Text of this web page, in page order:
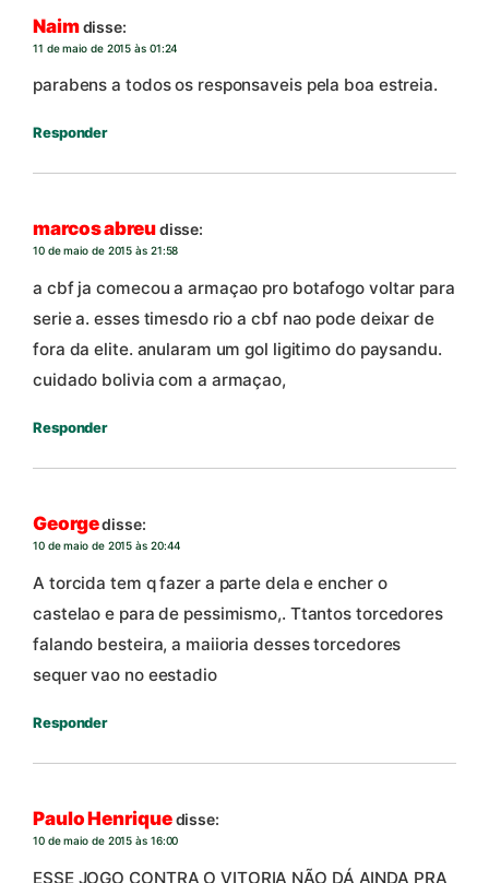
Naimdisse:
11 de maio de 2015 às 01:24
parabens a todos os responsaveis pela boa estreia.
Responder
marcos abreudisse:
10 de maio de 2015 às 21:58
a cbf ja comecou a armaçao pro botafogo voltar para
serie a. esses timesdo rio a cbf nao pode deixar de
fora da elite. anularam um gol ligitimo do paysandu.
cuidado bolivia com a armaçao,
Responder
Georgedisse:
10 de maio de 2015 às 20:44
A torcida tem q fazer a parte dela e encher o
castelao e para de pessimismo,. Ttantos torcedores
falando besteira, a maiioria desses torcedores
sequer vao no eestadio
Responder
Paulo Henriquedisse:
10 de maio de 2015 às 16:00
ESSE JOGO CONTRA O VITORIA NÃO DÁ AINDA PRA